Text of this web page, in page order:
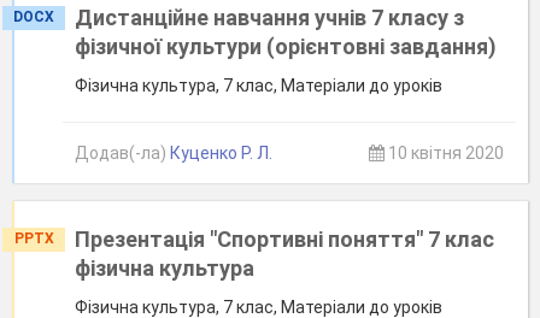
DOCX
Дистанційне навчання учнів 7 класу з
фізичної культури (орієнтовні завдання)
Фізична культура, 7 клас, Матеріали до уроків
Додав(-ла) Куценко Р. Л. 10 квітня 2020
PPTX
Презентація "Спортивні поняття" 7 клас
фізична культура
Фізична культура, 7 клас, Матеріали до уроків